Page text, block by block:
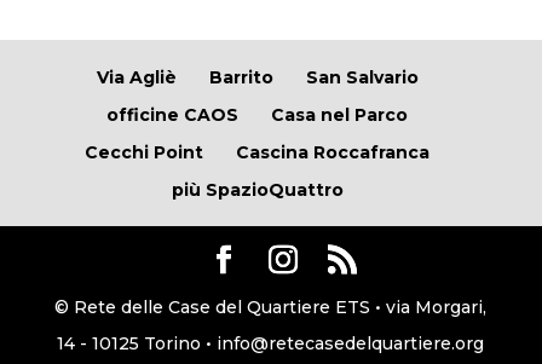
Via Agliè Barrito
San Salvario
officine CAOS
Casa nel Parco
Cecchi Point
Cascina Roccafranca
più SpazioQuattro
© Rete delle Case del Quartiere ETS • via Morgari,
14 - 10125 Torino • info@retecasedelquartiere.org